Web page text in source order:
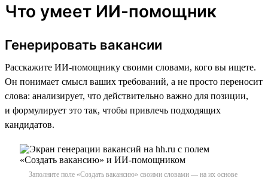
Что умеет ИИ-помощник
Генерировать вакансии
Расскажите ИИ-помощнику своими словами, кого вы ищете.
Он понимает смысл ваших требований, а не просто переносит
слова: анализирует, что действительно важно для позиции,
и формулирует это так, чтобы привлечь подходящих
кандидатов.
Заполните поле «Создать вакансию» своими словами — на их основе